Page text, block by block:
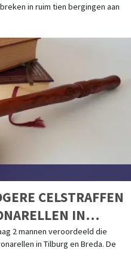
in ruim tien bergingen aan
CELSTRAFFEN
IN
2 mannen veroordeeld die
in Tilburg en Breda. De